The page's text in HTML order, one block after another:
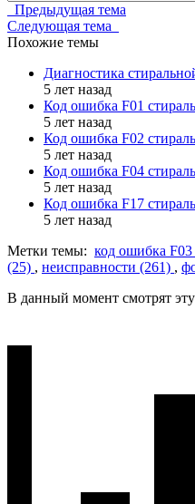
Предыдущая тема
Следующая тема
Похожие темы
Диагностика
5 лет назад
Код ошибка F01
5 лет назад
Код ошибка F02
5 лет назад
Код ошибка F04
5 лет назад
Код ошибка F17
5 лет назад
Метки темы: код ошибка F03
(25) , неисправности (261) ,
В данный момент смотрят эту